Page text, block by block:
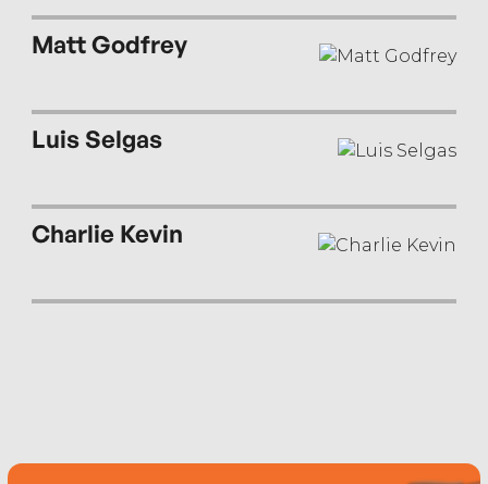
Matt Godfrey
Luis Selgas
Charlie Kevin